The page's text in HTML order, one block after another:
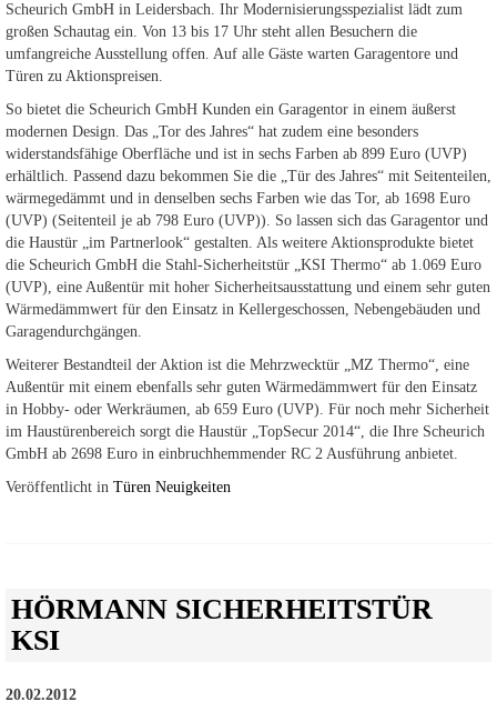
Scheurich GmbH in Leidersbach. Ihr Modernisierungsspezialist lädt zum
großen Schautag ein. Von 13 bis 17 Uhr steht allen Besuchern die
umfangreiche Ausstellung offen. Auf alle Gäste warten Garagentore und
Türen zu Aktionspreisen.
So bietet die Scheurich GmbH Kunden ein Garagentor in einem äußerst
modernen Design. Das „Tor des Jahres“ hat zudem eine besonders
widerstandsfähige Oberfläche und ist in sechs Farben ab 899 Euro (UVP)
erhältlich. Passend dazu bekommen Sie die „Tür des Jahres“ mit Seitenteilen,
wärmegedämmt und in denselben sechs Farben wie das Tor, ab 1698 Euro
(UVP) (Seitenteil je ab 798 Euro (UVP)). So lassen sich das Garagentor und
die Haustür „im Partnerlook“ gestalten. Als weitere Aktionsprodukte bietet
die Scheurich GmbH die Stahl-Sicherheitstür „KSI Thermo“ ab 1.069 Euro
(UVP), eine Außentür mit hoher Sicherheitsausstattung und einem sehr guten
Wärmedämmwert für den Einsatz in Kellergeschossen, Nebengebäuden und
Garagendurchgängen.
Weiterer Bestandteil der Aktion ist die Mehrzwecktür „MZ Thermo“, eine
Außentür mit einem ebenfalls sehr guten Wärmedämmwert für den Einsatz
in Hobby- oder Werkräumen, ab 659 Euro (UVP). Für noch mehr Sicherheit
im Haustürenbereich sorgt die Haustür „TopSecur 2014“, die Ihre Scheurich
GmbH ab 2698 Euro in einbruchhemmender RC 2 Ausführung anbietet.
Veröffentlicht in Türen Neuigkeiten
HÖRMANN SICHERHEITSTÜR
KSI
20.02.2012